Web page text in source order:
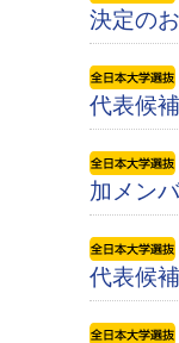
決定の
代表候補
加メン
代表候補